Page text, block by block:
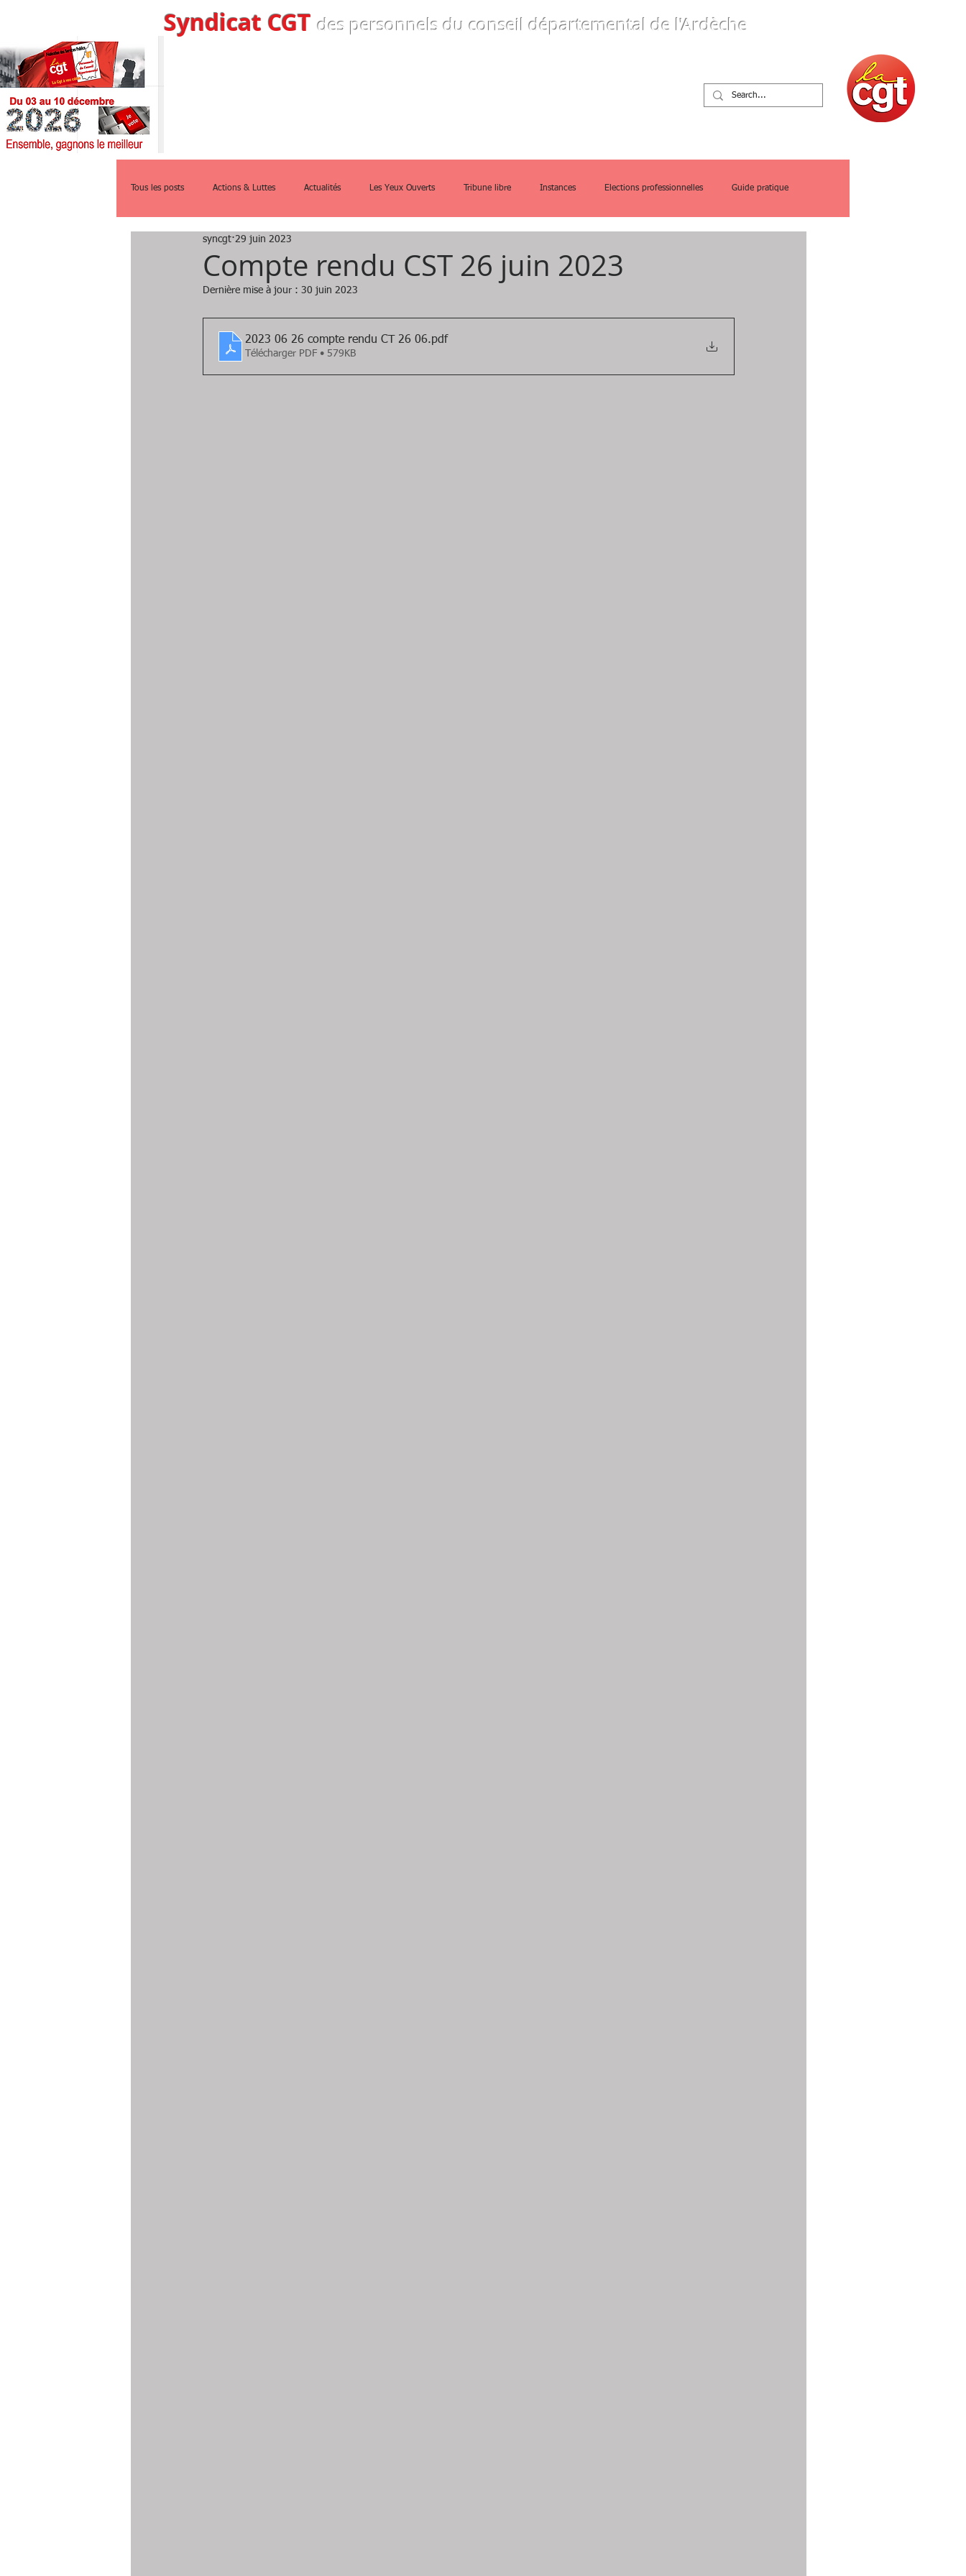
Syndicat CGT des personnels du conseil départemental de l'Ardèche
Tous les posts Actions & Luttes Actualités Les Yeux Ouverts Tribune libre Instances Elections professionnelles Guide pratique
Compte rendu CST 26 juin 2023
syncgt 29 juin 2023
Dernière mise à jour : 30 juin 2023
2023 06 26 compte rendu CT 26 06.pdf
Télécharger PDF • 579KB